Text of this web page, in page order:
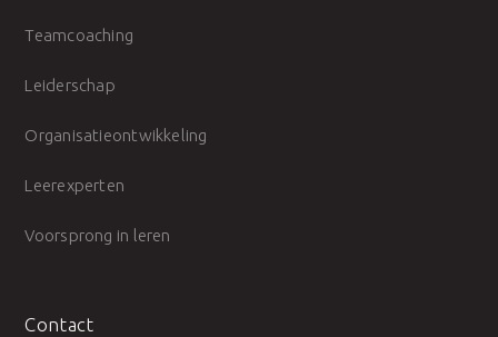
Teamcoaching
Leiderschap
Organisatieontwikkeling
Leerexperten
Voorsprong in leren
Contact